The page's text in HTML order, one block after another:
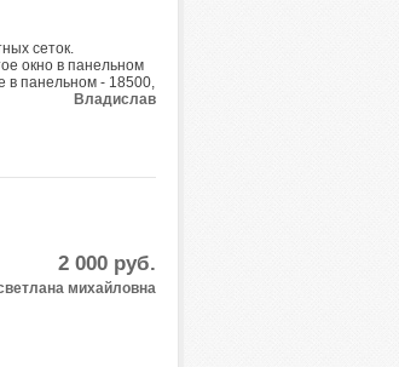
сеток.
окно в панельном
в панельном - 18500,
Владислав
2 000 руб.
михайловна